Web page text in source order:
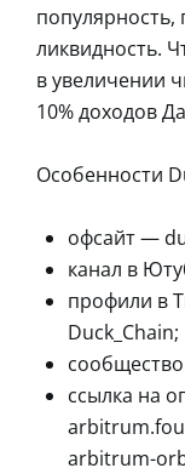
популярность,
ликвидность.
в увеличении
10% доходов
Особенности
офсайт —
канал в
профили в
Duck_Chain;
ссылка на
arbitrum-